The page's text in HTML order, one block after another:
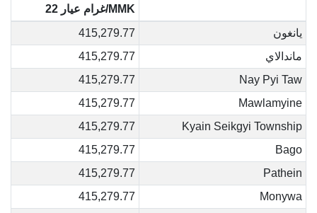
MMK/غرام عيار 22
يانغون
415,279.77
ماندالاي
415,279.77
Nay Pyi Taw
415,279.77
Mawlamyine
415,279.77
Kyain Seikgyi Township
415,279.77
Bago
415,279.77
Pathein
415,279.77
Monywa
415,279.77